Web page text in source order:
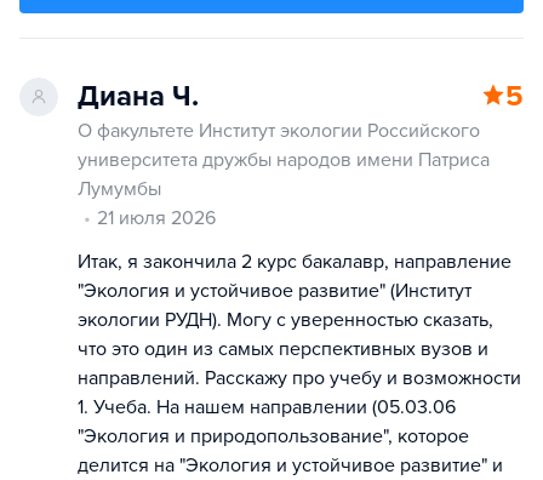
Диана Ч. 5
О факультете Институт экологии Российского
университета дружбы народов имени Патриса
Лумумбы
21 июля 2026
Итак, я закончила 2 курс бакалавр, направление
"Экология и устойчивое развитие" (Институт
экологии РУДН). Могу с уверенностью сказать,
что это один из самых перспективных вузов и
направлений. Расскажу про учебу и возможности
1. Учеба. На нашем направлении (05.03.06
"Экология и природопользование", которое
делится на "Экология и устойчивое развитие" и